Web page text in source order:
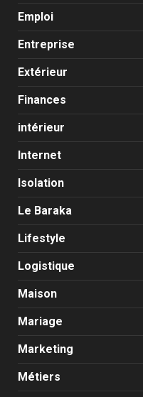
Emploi
Entreprise
Extérieur
Finances
intérieur
Internet
Isolation
Le Baraka
Lifestyle
Logistique
Maison
Mariage
Marketing
Métiers